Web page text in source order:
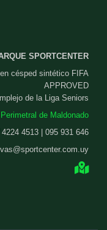
SPORTCENTER
césped sintético FIFA
APPROVED
de la Liga Seniors
de Maldonado
4224 4513 | 095 931 646